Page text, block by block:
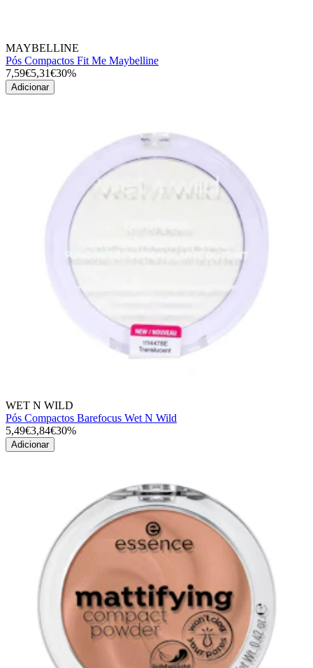
MAYBELLINE
Pós Compactos Fit Me Maybelline
7,59€5,31€30%
Adicionar
WET N WILD
Pós Compactos Barefocus Wet N Wild
5,49€3,84€30%
Adicionar